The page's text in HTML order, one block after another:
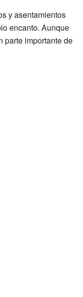
y asentamientos
encanto. Aunque
parte importante de